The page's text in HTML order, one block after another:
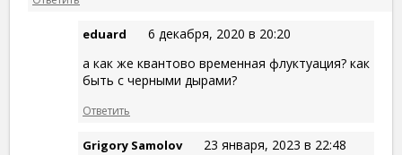
eduard
6 декабря, 2020 в 20:20
а как же квантово временная флуктуация? как
быть с черными дырами?
Ответить
Grigory Samolov
23 января, 2023 в 22:48